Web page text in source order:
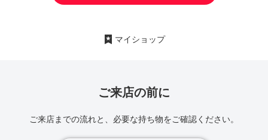
マイショップ
ご来店の前に
ご来店までの流れと、必要な持ち物をご確認ください。